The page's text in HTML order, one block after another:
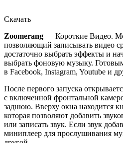
Скачать
Zoomerang — Короткие Видео.
позволяющий записывать видео
достаточно выбрать эффекты и
выбрать фоновую музыку.
в Facebook, Instagram, Youtube и
После первого запуска
с включенной фронтальной
заднюю. Вверху окна находится
которая позволяют добавить
или записать звук. Если звук
миниплеер для прослушивания